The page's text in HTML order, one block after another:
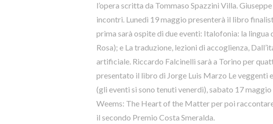
l’opera scritta da Tommaso Spazzini Villa.
incontri. Lunedì 19 maggio presenterà il libro
prima sarà ospite di due eventi: Italofonia: la
Rosa); e La traduzione, lezioni di accoglienza,
artificiale. Riccardo Falcinelli sarà a Torino per
presentato il libro di Jorge Luis Marzo Le veggenti
(gli eventi si sono tenuti venerdì), sabato 17
Weems: The Heart of the Matter per poi
il secondo Premio Costa Smeralda.